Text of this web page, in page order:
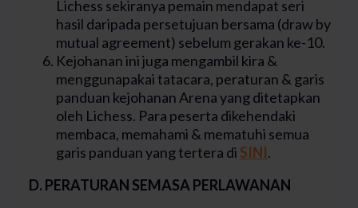
Lichess sekiranya pemain mendapat seri
hasil daripada persetujuan bersama (draw by
mutual agreement) sebelum gerakan ke-10.
Kejohanan ini juga mengambil kira &
menggunapakai tatacara, peraturan & garis
panduan kejohanan Arena yang ditetapkan
oleh Lichess. Para peserta dikehendaki
membaca, memahami & mematuhi semua
garis panduan yang tertera di SINI.
D. PERATURAN SEMASA PERLAWANAN